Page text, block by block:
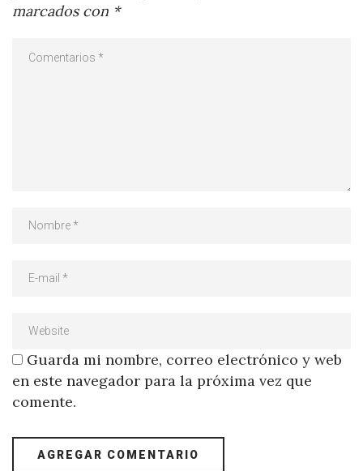
marcados con *
Guarda mi nombre, correo electrónico y web
en este navegador para la próxima vez que
comente.